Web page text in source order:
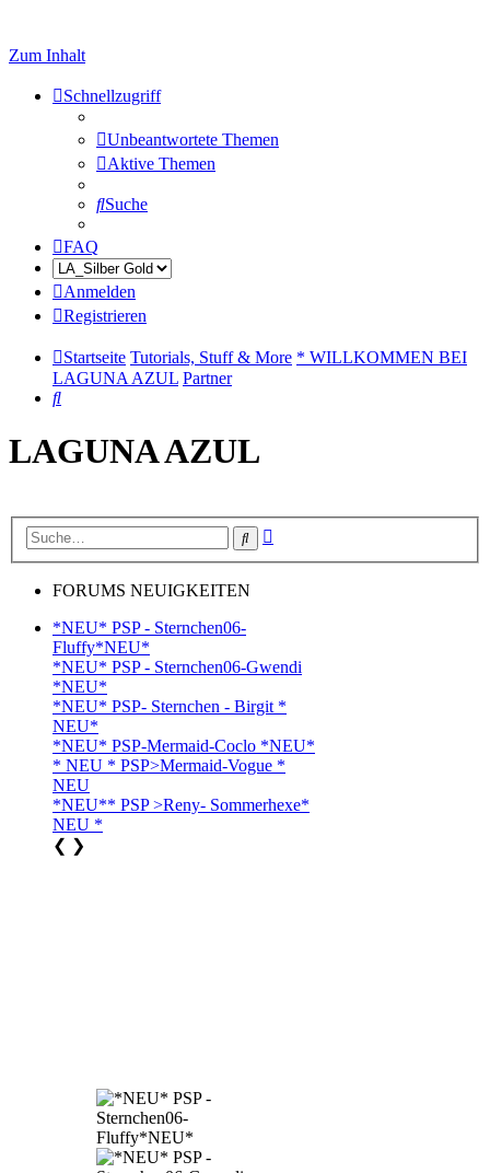
Zum Inhalt
Schnellzugriff
Unbeantwortete Themen
Aktive Themen
Suche
FAQ
Anmelden
Registrieren
Startseite Tutorials, Stuff & More * WILLKOMMEN BEI
LAGUNA AZUL Partner
Suche
LAGUNA AZUL
Suche
FORUMS NEUIGKEITEN
*NEU* PSP - Sternchen06-
Fluffy*NEU*
*NEU* PSP - Sternchen06-Gwendi
*NEU*
*NEU* PSP- Sternchen - Birgit *
NEU*
*NEU* PSP-Mermaid-Coclo *NEU*
* NEU * PSP>Mermaid-Vogue *
NEU
*NEU** PSP >Reny- Sommerhexe*
NEU *
❮ ❯